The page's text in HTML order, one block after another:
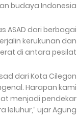
budaya Indonesia.
ASAD dari berbagai
kerukunan dan
di antara pesilat.
dari Kota Cilegon
Harapan kami
menjadi pendekar
leluhur,” ujar Agung